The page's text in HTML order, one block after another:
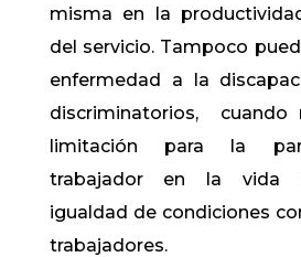
misma en la
del servicio. Tampoco
enfermedad a la
discriminatorios, cuando
limitación para la
trabajador en la vida
igualdad de condiciones
trabajadores.